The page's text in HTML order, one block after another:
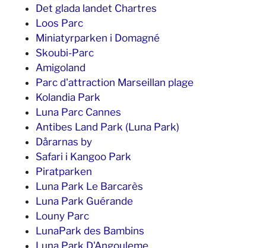
Det glada landet Chartres
Loos Parc
Miniatyrparken i Domagné
Skoubi-Parc
Amigoland
Parc d'attraction Marseillan plage
Kolandia Park
Luna Parc Cannes
Antibes Land Park (Luna Park)
Dårarnas by
Safari i Kangoo Park
Piratparken
Luna Park Le Barcarès
Luna Park Guérande
Louny Parc
LunaPark des Bambins
Luna Park D'Angouleme